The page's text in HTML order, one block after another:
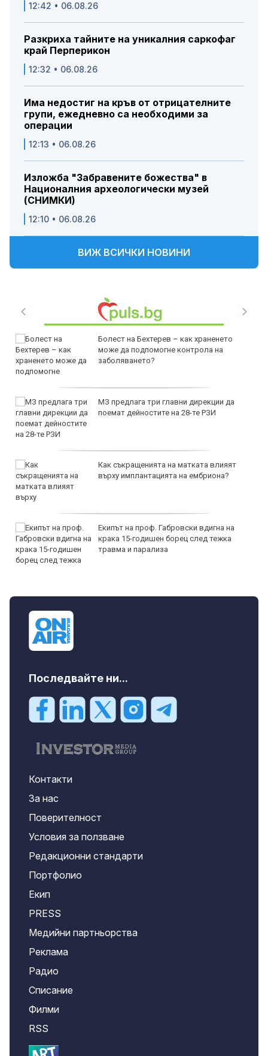
12:42 • 06.08.26
Разкриха тайните на уникалния саркофаг
край Перперикон
12:32 • 06.08.26
Има недостиг на кръв от отрицателните
групи, ежедневно са необходими за
операции
12:13 • 06.08.26
Изложба "Забравените божества" в
Националния археологически музей
(СНИМКИ)
12:10 • 06.08.26
ВИЖ ВСИЧКИ НОВИНИ
Болест на Бехтерев – как храненето
може да подпомогне контрола на
заболяването?
МЗ предлага три главни дирекции да
поемат дейностите на 28-те РЗИ
Как съкращенията на матката влияят
върху имплантацията на ембриона?
Екипът на проф. Габровски вдигна на
крака 15-годишен борец след тежка
травма и парализа
Последвайте ни...
Контакти
За нас
Поверителност
Условия за ползване
Редакционни стандарти
Портфолио
Екип
PRESS
Медийни партньорства
Реклама
Радио
Списание
Филми
RSS